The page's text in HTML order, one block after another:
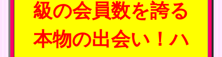
級の会員数を誇る
本物の出会い！ハ